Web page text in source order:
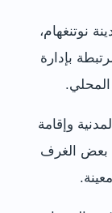
نوتنغهام،
بإدارة
وإقامة
بعض الغرف